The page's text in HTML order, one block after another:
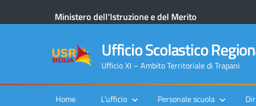
Ministero dell'Istruzione e del Merito
Ufficio Scolastico
Ufficio XI – Ambito Territoriale di Trapani
Home L’ufficio Personale scuola